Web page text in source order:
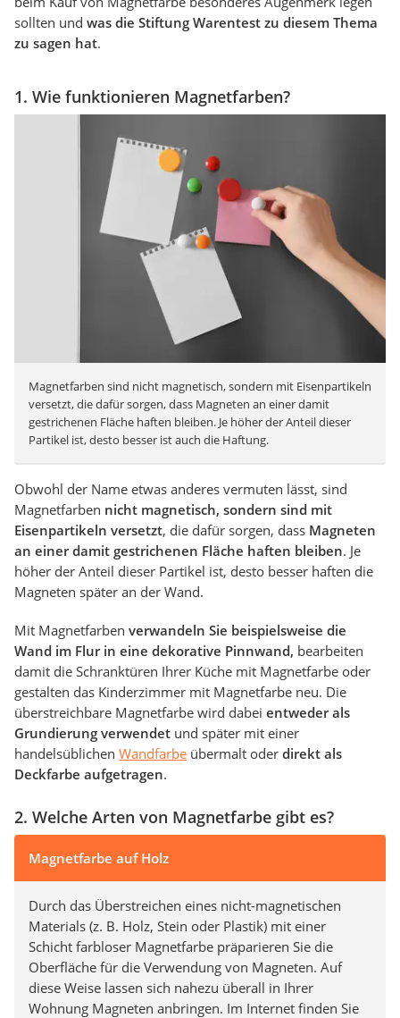
sollten und was die Stiftung Warentest zu diesem Thema
zu sagen hat.
1. Wie funktionieren Magnetfarben?
Magnetfarben sind nicht magnetisch, sondern mit Eisenpartikeln
versetzt, die dafür sorgen, dass Magneten an einer damit
gestrichenen Fläche haften bleiben. Je höher der Anteil dieser
Partikel ist, desto besser ist auch die Haftung.
Obwohl der Name etwas anderes vermuten lässt, sind
Magnetfarben nicht magnetisch, sondern sind mit
Eisenpartikeln versetzt, die dafür sorgen, dass Magneten
an einer damit gestrichenen Fläche haften bleiben. Je
höher der Anteil dieser Partikel ist, desto besser haften die
Magneten später an der Wand.
Mit Magnetfarben verwandeln Sie beispielsweise die
Wand im Flur in eine dekorative Pinnwand, bearbeiten
damit die Schranktüren Ihrer Küche mit Magnetfarbe oder
gestalten das Kinderzimmer mit Magnetfarbe neu. Die
überstreichbare Magnetfarbe wird dabei entweder als
Grundierung verwendet und später mit einer
handelsüblichen Wandfarbe übermalt oder direkt als
Deckfarbe aufgetragen.
2. Welche Arten von Magnetfarbe gibt es?
Magnetfarbe auf Holz
Durch das Überstreichen eines nicht-magnetischen
Materials (z. B. Holz, Stein oder Plastik) mit einer
Schicht farbloser Magnetfarbe präparieren Sie die
Oberfläche für die Verwendung von Magneten. Auf
diese Weise lassen sich nahezu überall in Ihrer
Wohnung Magneten anbringen. Im Internet finden Sie